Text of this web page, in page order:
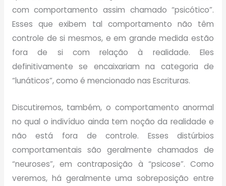
com comportamento assim chamado “psicótico”.
Esses que exibem tal comportamento não têm
controle de si mesmos, e em grande medida estão
fora de si com relação à realidade. Eles
definitivamente se encaixariam na categoria de
“lunáticos”, como é mencionado nas Escrituras.
Discutiremos, também, o comportamento anormal
no qual o indivíduo ainda tem noção da realidade e
não está fora de controle. Esses distúrbios
comportamentais são geralmente chamados de
“neuroses”, em contraposição à “psicose”. Como
veremos, há geralmente uma sobreposição entre